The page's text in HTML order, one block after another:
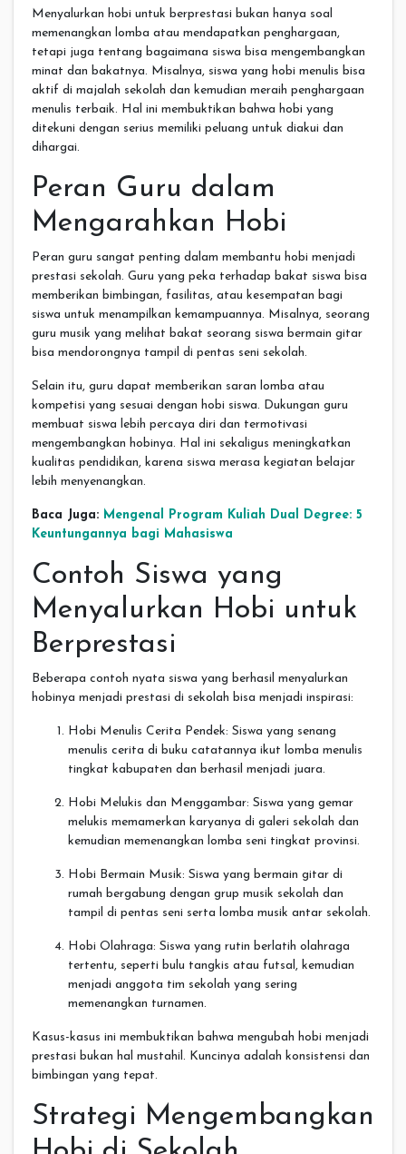
Menyalurkan hobi untuk berprestasi bukan hanya soal
memenangkan lomba atau mendapatkan penghargaan,
tetapi juga tentang bagaimana siswa bisa mengembangkan
minat dan bakatnya. Misalnya, siswa yang hobi menulis bisa
aktif di majalah sekolah dan kemudian meraih penghargaan
menulis terbaik. Hal ini membuktikan bahwa hobi yang
ditekuni dengan serius memiliki peluang untuk diakui dan
dihargai.
Peran Guru dalam
Mengarahkan Hobi
Peran guru sangat penting dalam membantu hobi menjadi
prestasi sekolah. Guru yang peka terhadap bakat siswa bisa
memberikan bimbingan, fasilitas, atau kesempatan bagi
siswa untuk menampilkan kemampuannya. Misalnya, seorang
guru musik yang melihat bakat seorang siswa bermain gitar
bisa mendorongnya tampil di pentas seni sekolah.
Selain itu, guru dapat memberikan saran lomba atau
kompetisi yang sesuai dengan hobi siswa. Dukungan guru
membuat siswa lebih percaya diri dan termotivasi
mengembangkan hobinya. Hal ini sekaligus meningkatkan
kualitas pendidikan, karena siswa merasa kegiatan belajar
lebih menyenangkan.
Baca Juga: Mengenal Program Kuliah Dual Degree: 5
Keuntungannya bagi Mahasiswa
Contoh Siswa yang
Menyalurkan Hobi untuk
Berprestasi
Beberapa contoh nyata siswa yang berhasil menyalurkan
hobinya menjadi prestasi di sekolah bisa menjadi inspirasi:
Hobi Menulis Cerita Pendek: Siswa yang senang
menulis cerita di buku catatannya ikut lomba menulis
tingkat kabupaten dan berhasil menjadi juara.
Hobi Melukis dan Menggambar: Siswa yang gemar
melukis memamerkan karyanya di galeri sekolah dan
kemudian memenangkan lomba seni tingkat provinsi.
Hobi Bermain Musik: Siswa yang bermain gitar di
rumah bergabung dengan grup musik sekolah dan
tampil di pentas seni serta lomba musik antar sekolah.
Hobi Olahraga: Siswa yang rutin berlatih olahraga
tertentu, seperti bulu tangkis atau futsal, kemudian
menjadi anggota tim sekolah yang sering
memenangkan turnamen.
Kasus-kasus ini membuktikan bahwa mengubah hobi menjadi
prestasi bukan hal mustahil. Kuncinya adalah konsistensi dan
bimbingan yang tepat.
Strategi Mengembangkan